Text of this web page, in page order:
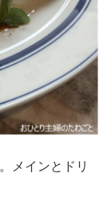
。メインとドリ